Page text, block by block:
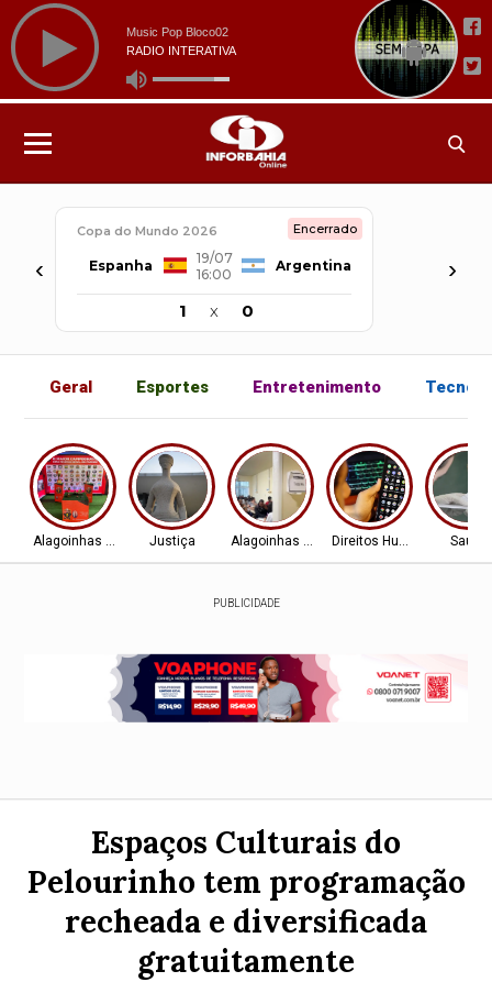
‹
Copa do Mundo 2026 Encerrado
Espanha
19/07
16:00
Argentina
1 x 0
›
Geral Esportes Entretenimento
Alagoinhas - BA Justiça Alagoinhas - BA Direitos Humanos Saúde
PUBLICIDADE
Espaços Culturais do
Pelourinho tem programação
recheada e diversificada
gratuitamente